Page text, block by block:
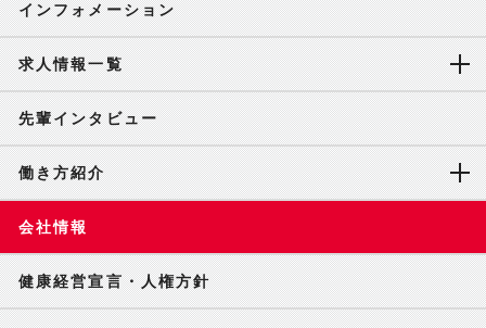
インフォメーション
求人情報一覧
先輩インタビュー
働き方紹介
会社情報
健康経営宣言・人権方針